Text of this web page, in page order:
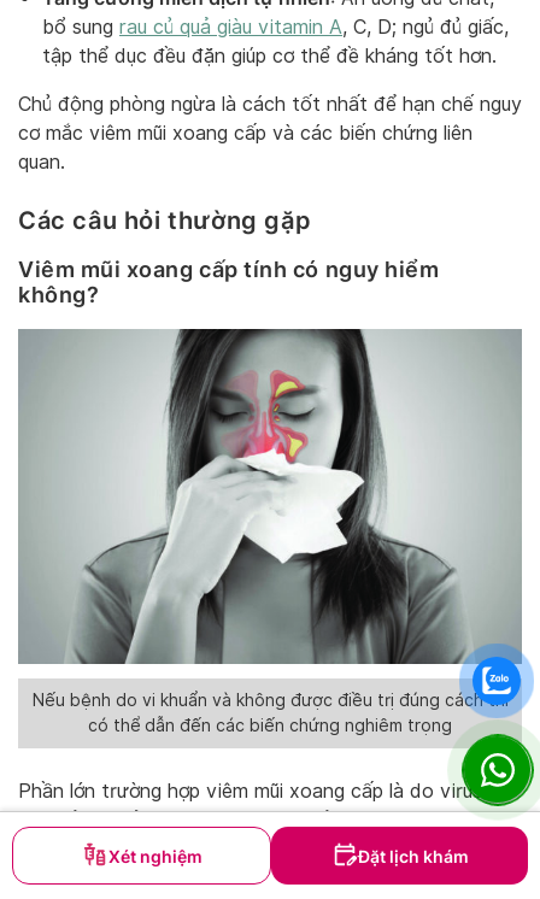
Xét nghiệm Đặt lịch khám
bổ sung rau củ quả giàu vitamin A, C, D; ngủ đủ giấc,
tập thể dục đều đặn giúp cơ thể đề kháng tốt hơn.
Chủ động phòng ngừa là cách tốt nhất để hạn chế nguy
cơ mắc viêm mũi xoang cấp và các biến chứng liên
quan.
Các câu hỏi thường gặp
Viêm mũi xoang cấp tính có nguy hiểm
không?
Nếu bệnh do vi khuẩn và không được điều trị đúng cách thì
có thể dẫn đến các biến chứng nghiêm trọng
Phần lớn trường hợp viêm mũi xoang cấp là do virus và
có thể tự khỏi, không gây nguy hiểm cho người bệnh.
Tuy nhiên, nếu bệnh do vi khuẩn và không được điều trị
đúng cách thì vẫn có thể dẫn đến các biến chứng